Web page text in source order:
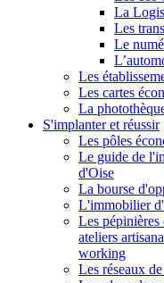
La
Les
Le
Les
Les cartes
La
S'implanter et réussir
Les pôles
Le guide de
d'Oise
La bourse
L'immobilier
Les pépinières
ateliers
working
Les réseaux